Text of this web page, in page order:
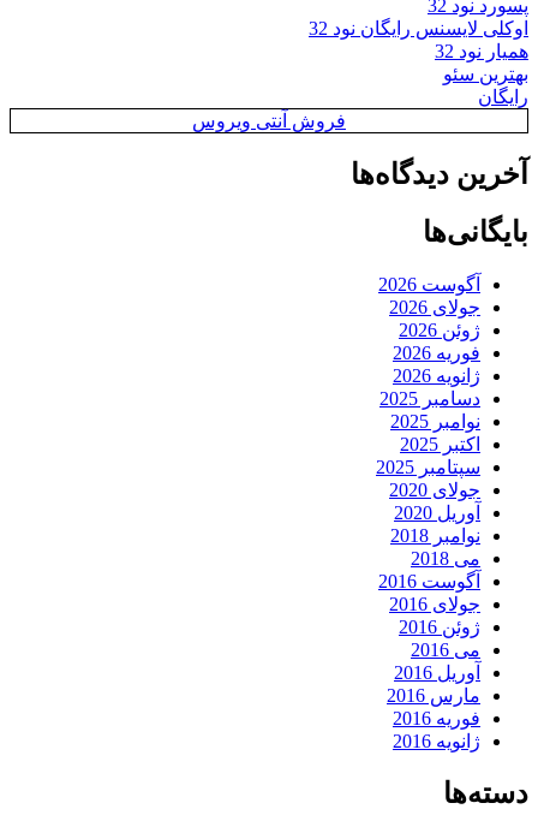
پسورد نود 32
اوکلی لایسنس رایگان نود 32
همیار نود 32
بهترین سئو
رایگان
فروش آنتی ویروس
آخرین دیدگاه‌ها
بایگانی‌ها
آگوست 2026
جولای 2026
ژوئن 2026
فوریه 2026
ژانویه 2026
دسامبر 2025
نوامبر 2025
اکتبر 2025
سپتامبر 2025
جولای 2020
آوریل 2020
نوامبر 2018
می 2018
آگوست 2016
جولای 2016
ژوئن 2016
می 2016
آوریل 2016
مارس 2016
فوریه 2016
ژانویه 2016
دسته‌ها